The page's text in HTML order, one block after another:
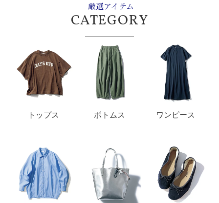
厳選アイテム
CATEGORY
トップス ボトムス ワンピース